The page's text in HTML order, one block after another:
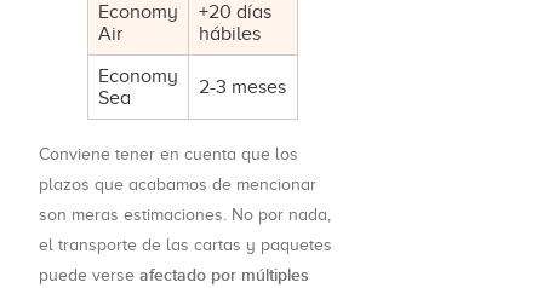
Economy
Air
+20 días
hábiles
Economy
Sea
2-3 meses
Conviene tener en cuenta que los
plazos que acabamos de mencionar
son meras estimaciones. No por nada,
el transporte de las cartas y paquetes
puede verse afectado por múltiples